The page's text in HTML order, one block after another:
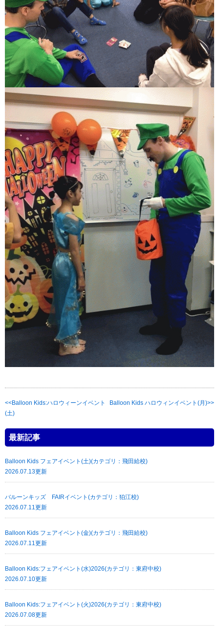
Balloon Kids:ハロウィーンイベント
(土)
Balloon Kids ハロウィンイベント(月)
最新記事
Balloon Kids フェアイベント(土)(カテゴリ：飛田給校)
2026.07.13更新
バルーンキッズ FAIRイベント(カテゴリ：狛江校)
2026.07.11更新
Balloon Kids フェアイベント(金)(カテゴリ：飛田給校)
2026.07.11更新
Balloon Kids:フェアイベント(水)2026(カテゴリ：東府中校)
2026.07.10更新
Balloon Kids:フェアイベント(火)2026(カテゴリ：東府中校)
2026.07.08更新